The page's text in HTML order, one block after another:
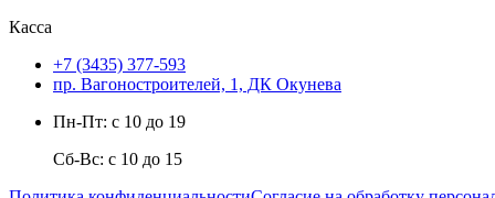
Касса
+7 (3435) 377-593
пр. Вагоностроителей, 1, ДК Окунева
Пн-Пт: с 10 до 19
Сб-Вс: с 10 до 15